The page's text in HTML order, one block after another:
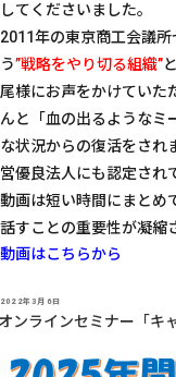
してくださいました。
2011年の東京商工会議
う”戦略をやり切る組織”
尾様にお声をかけていた
んと「血の出るようなミ
な状況からの復活をされ
営優良法人にも認定され
動画は短い時間にまとめ
話すことの重要性が凝縮
動画はこちらから
投
日:
2022年3月6日
ンラインセミナー「キ